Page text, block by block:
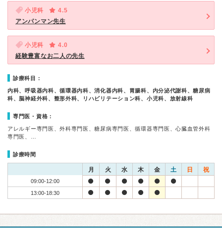
小児科
4.5
アンパンマン先生
小児科
4.0
経験豊富なお二人の先生
診療科目：
内科、呼吸器内科、循環器内科、消化器内科、胃腸科、内分泌代謝科、糖尿病
科、脳神経外科、整形外科、リハビリテーション科、小児科、放射線科
専門医・資格：
アレルギー専門医、外科専門医、糖尿病専門医、循環器専門医、心臓血管外科
専門医、…
診療時間
月 火 水 木 金 土 日 祝
09:00-12:00
13:00-18:30